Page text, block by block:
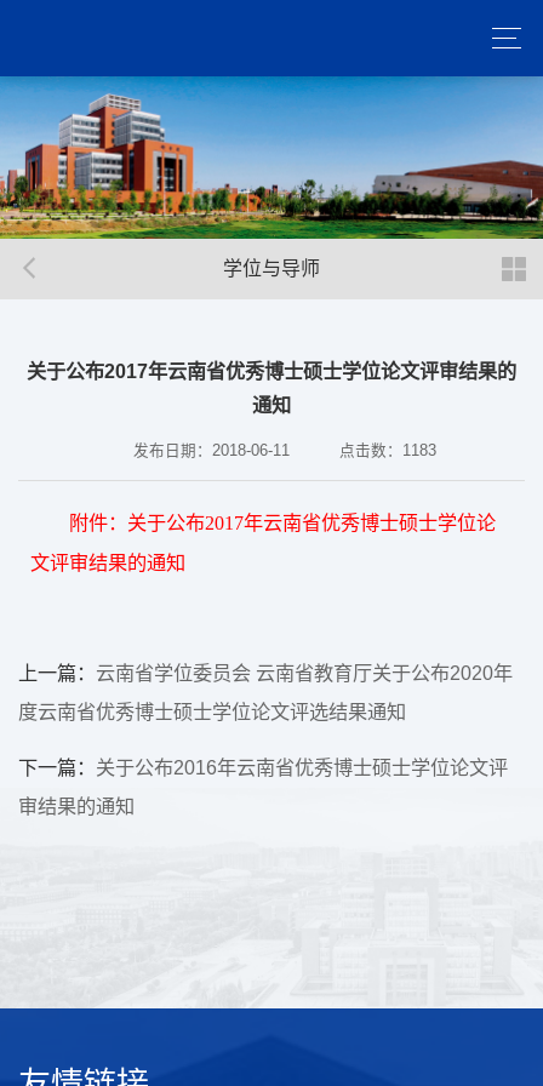
学位与导师
关于公布2017年云南省优秀博士硕士学位论文评审结果的
通知
发布日期：2018-06-11 点击数： 1183
附件：关于公布2017年云南省优秀博士硕士学位论
文评审结果的通知
上一篇： 云南省学位委员会 云南省教育厅关于公布2020年
度云南省优秀博士硕士学位论文评选结果通知
下一篇： 关于公布2016年云南省优秀博士硕士学位论文评
审结果的通知